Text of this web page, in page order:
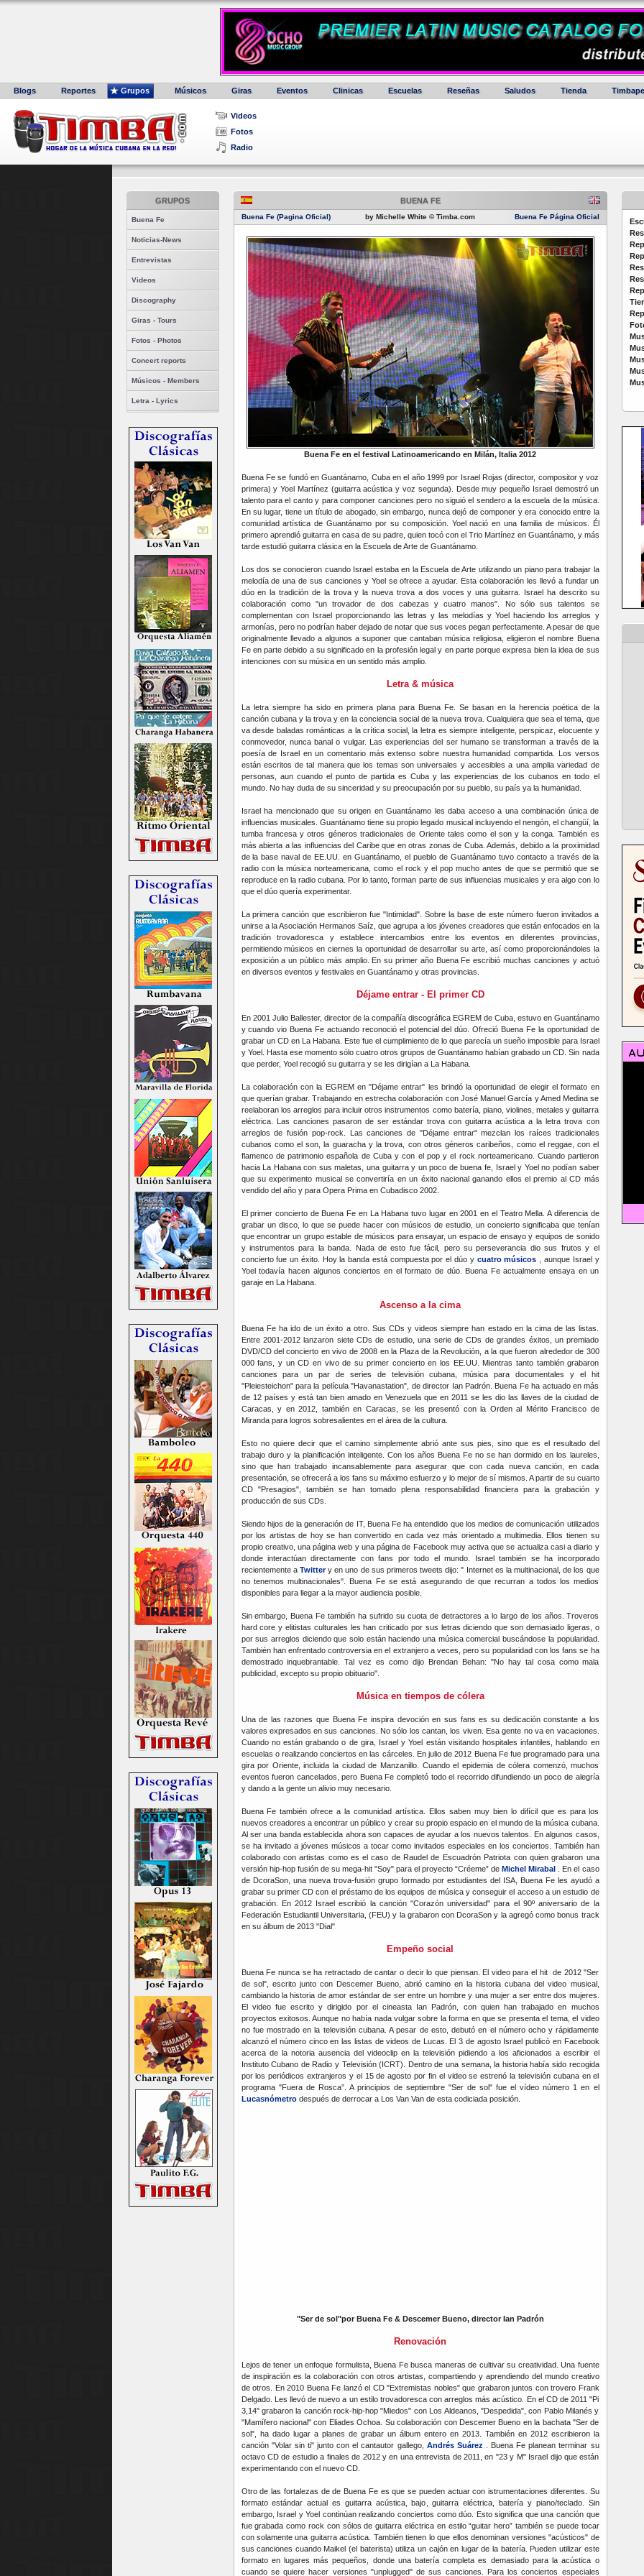
Blogs Reportes Grupos Músicos Giras Eventos Clinicas Escuelas Reseñas Saludos Tienda
Videos
Fotos
Radio
GRUPOS
Buena Fe
Noticias-News
Entrevistas
Videos
Discography
Giras - Tours
Fotos - Photos
Concert reports
Músicos - Members
Letra - Lyrics
BUENA FE
Buena Fe (Pagina Oficial) Buena Fe Página Oficial
by Michelle White © Timba.com
Buena Fe en el festival Latinoamericando en Milán, Italia 2012
Buena Fe se fundó en Guantánamo, Cuba en el año 1999 por Israel Rojas (director, compositor y voz
primera) y Yoel Martínez (guitarra acústica y voz segunda). Desde muy pequeño Israel demostró un
talento para el canto y para componer canciones pero no siguió el sendero a la escuela de la música.
En su lugar, tiene un título de abogado, sin embargo, nunca dejó de componer y era conocido entre la
comunidad artística de Guantánamo por su composición. Yoel nació en una familia de músicos. Él
primero aprendió guitarra en casa de su padre, quien tocó con el Trio Martínez en Guantánamo, y más
tarde estudió guitarra clásica en la Escuela de Arte de Guantánamo.
Los dos se conocieron cuando Israel estaba en la Escuela de Arte utilizando un piano para trabajar la
melodía de una de sus canciones y Yoel se ofrece a ayudar. Esta colaboración les llevó a fundar un
dúo en la tradición de la trova y la nueva trova a dos voces y una guitarra. Israel ha descrito su
colaboración como "un trovador de dos cabezas y cuatro manos". No sólo sus talentos se
complementan con Israel proporcionando las letras y las melodías y Yoel haciendo los arreglos y
armonías, pero no podrían haber dejado de notar que sus voces pegan perfectamente. A pesar de que
originalmente llevado a algunos a suponer que cantaban música religiosa, eligieron el nombre Buena
Fe en parte debido a su significado en la profesión legal y en parte porque expresa bien la idea de sus
intenciones con su música en un sentido más amplio.
Letra & música
La letra siempre ha sido en primera plana para Buena Fe. Se basan en la herencia poética de la
canción cubana y la trova y en la conciencia social de la nueva trova. Cualquiera que sea el tema, que
va desde baladas románticas a la crítica social, la letra es siempre inteligente, perspicaz, elocuente y
conmovedor, nunca banal o vulgar. Las experiencias del ser humano se transforman a través de la
poesía de Israel en un comentario más extenso sobre nuestra humanidad compartida. Los versos
están escritos de tal manera que los temas son universales y accesibles a una amplia variedad de
personas, aun cuando el punto de partida es Cuba y las experiencias de los cubanos en todo el
mundo. No hay duda de su sinceridad y su preocupación por su pueblo, su país ya la humanidad.
Israel ha mencionado que su origen en Guantánamo les daba acceso a una combinación única de
influencias musicales. Guantánamo tiene su propio legado musical incluyendo el nengón, el changüí, la
tumba francesa y otros géneros tradicionales de Oriente tales como el son y la conga. También es
más abierta a las influencias del Caribe que en otras zonas de Cuba. Además, debido a la proximidad
de la base naval de EE.UU. en Guantánamo, el pueblo de Guantánamo tuvo contacto a través de la
radio con la música norteamericana, como el rock y el pop mucho antes de que se permitió que se
reproduce en la radio cubana. Por lo tanto, forman parte de sus influencias musicales y era algo con lo
que el dúo quería experimentar.
La primera canción que escribieron fue "Intimidad". Sobre la base de este número fueron invitados a
unirse a la Asociación Hermanos Saíz, que agrupa a los jóvenes creadores que están enfocados en la
tradición trovadoresca y establece intercambios entre los eventos en diferentes provincias,
permitiendo músicos en ciernes la oportunidad de desarrollar su arte, así como proporcionándoles la
exposición a un público más amplio. En su primer año Buena Fe escribió muchas canciones y actuó
en diversos eventos y festivales en Guantánamo y otras provincias.
Déjame entrar - El primer CD
En 2001 Julio Ballester, director de la compañía discográfica EGREM de Cuba, estuvo en Guantánamo
y cuando vio Buena Fe actuando reconoció el potencial del dúo. Ofreció Buena Fe la oportunidad de
grabar un CD en La Habana. Este fue el cumplimiento de lo que parecía un sueño imposible para Israel
y Yoel. Hasta ese momento sólo cuatro otros grupos de Guantánamo habían grabado un CD. Sin nada
que perder, Yoel recogió su guitarra y se les dirigían a La Habana.
La colaboración con la EGREM en "Déjame entrar" les brindó la oportunidad de elegir el formato en
que querían grabar. Trabajando en estrecha colaboración con José Manuel García y Amed Medina se
reelaboran los arreglos para incluir otros instrumentos como batería, piano, violines, metales y guitarra
eléctrica. Las canciones pasaron de ser estándar trova con guitarra acústica a la letra trova con
arreglos de fusión pop-rock. Las canciones de "Déjame entrar" mezclan los raíces tradicionales
cubanos como el son, la guaracha y la trova, con otros géneros caribeños, como el reggae, con el
flamenco de patrimonio española de Cuba y con el pop y el rock norteamericano. Cuando partieron
hacia La Habana con sus maletas, una guitarra y un poco de buena fe, Israel y Yoel no podían saber
que su experimento musical se convertiría en un éxito nacional ganando ellos el premio al CD más
vendido del año y para Opera Prima en Cubadisco 2002.
El primer concierto de Buena Fe en La Habana tuvo lugar en 2001 en el Teatro Mella. A diferencia de
grabar un disco, lo que se puede hacer con músicos de estudio, un concierto significaba que tenían
que encontrar un grupo estable de músicos para ensayar, un espacio de ensayo y equipos de sonido
y instrumentos para la banda. Nada de esto fue fácil, pero su perseverancia dio sus frutos y el
concierto fue un éxito. Hoy la banda está compuesta por el dúo y cuatro músicos , aunque Israel y
Yoel todavía hacen algunos conciertos en el formato de dúo. Buena Fe actualmente ensaya en un
garaje en La Habana.
Ascenso a la cima
Buena Fe ha ido de un éxito a otro. Sus CDs y videos siempre han estado en la cima de las listas.
Entre 2001-2012 lanzaron siete CDs de estudio, una serie de CDs de grandes éxitos, un premiado
DVD/CD del concierto en vivo de 2008 en la Plaza de la Revolución, a la que fueron alrededor de 300
000 fans, y un CD en vivo de su primer concierto en los EE.UU. Mientras tanto también grabaron
canciones para un par de series de televisión cubana, música para documentales y el hit
"Pleiesteichon" para la película "Havanastation", de director Ian Padrón. Buena Fe ha actuado en más
de 12 países y está tan bien amado en Venezuela que en 2011 se les dio las llaves de la ciudad de
Caracas, y en 2012, también en Caracas, se les presentó con la Orden al Mérito Francisco de
Miranda para logros sobresalientes en el área de la cultura.
Esto no quiere decir que el camino simplemente abrió ante sus pies, sino que es el resultado del
trabajo duro y la planificación inteligente. Con los años Buena Fe no se han dormido en los laureles,
sino que han trabajado incansablemente para asegurar que con cada nueva canción, en cada
presentación, se ofrecerá a los fans su máximo esfuerzo y lo mejor de sí mismos. A partir de su cuarto
CD "Presagios", también se han tomado plena responsabilidad financiera para la grabación y
producción de sus CDs.
Siendo hijos de la generación de IT, Buena Fe ha entendido que los medios de comunicación utilizados
por los artistas de hoy se han convertido en cada vez más orientado a multimedia. Ellos tienen su
propio creativo, una página web y una página de Facebook muy activa que se actualiza casi a diario y
donde interactúan directamente con fans por todo el mundo. Israel también se ha incorporado
recientemente a Twittery en uno de sus primeros tweets dijo: " Internet es la multinacional, de los que
no tenemos multinacionales". Buena Fe se está asegurando de que recurran a todos los medios
disponibles para llegar a la mayor audiencia posible.
Sin embargo, Buena Fe también ha sufrido su cuota de detractores a lo largo de los años. Troveros
hard core y elitistas culturales les han criticado por sus letras diciendo que son demasiado ligeras, o
por sus arreglos diciendo que solo están haciendo una música comercial buscándose la popularidad.
También han enfrentado controversia en el extranjero a veces, pero su popularidad con los fans se ha
demostrado inquebrantable. Tal vez es como dijo Brendan Behan: "No hay tal cosa como mala
publicidad, excepto su propio obituario".
Música en tiempos de cólera
Una de las razones que Buena Fe inspira devoción en sus fans es su dedicación constante a los
valores expresados en sus canciones. No sólo los cantan, los viven. Esa gente no va en vacaciones.
Cuando no están grabando o de gira, Israel y Yoel están visitando hospitales infantiles, hablando en
escuelas o realizando conciertos en las cárceles. En julio de 2012 Buena Fe fue programado para una
gira por Oriente, incluida la ciudad de Manzanillo. Cuando el epidemia de cólera comenzó, muchos
eventos fueron cancelados, pero Buena Fe completó todo el recorrido difundiendo un poco de alegría
y dando a la gente un alivio muy necesario.
Buena Fe también ofrece a la comunidad artística. Ellos saben muy bien lo difícil que es para los
nuevos creadores a encontrar un público y crear su propio espacio en el mundo de la música cubana.
Al ser una banda establecida ahora son capaces de ayudar a los nuevos talentos. En algunos casos,
se ha invitado a jóvenes músicos a tocar como invitados especiales en los conciertos. También han
colaborado con artistas como es el caso de Raudel de Escuadrón Patriota con quien grabaron una
versión hip-hop fusión de su mega-hit "Soy" para el proyecto “Créeme” deMichel Mirabal . En el caso
de DcoraSon, una nueva trova-fusión grupo formado por estudiantes del ISA, Buena Fe les ayudó a
grabar su primer CD con el préstamo de los equipos de música y conseguir el acceso a un estudio de
grabación. En 2012 Israel escribió la canción "Corazón universidad" para el 90º aniversario de la
Federación Estudiantil Universitaria, (FEU) y la grabaron con DcoraSon y la agregó como bonus track
en su álbum de 2013 "Dial"
Empeño social
Buena Fe nunca se ha retractado de cantar o decir lo que piensan. El video para el hit de 2012 "Ser
de sol", escrito junto con Descemer Bueno, abrió camino en la historia cubana del video musical,
cambiando la historia de amor estándar de ser entre un hombre y una mujer a ser entre dos mujeres.
El video fue escrito y dirigido por el cineasta Ian Padrón, con quien han trabajado en muchos
proyectos exitosos. Aunque no había nada vulgar sobre la forma en que se presenta el tema, el video
no fue mostrado en la televisión cubana. A pesar de esto, debutó en el número ocho y rápidamente
alcanzó el número cinco en las listas de videos de Lucas. El 3 de agosto Israel publicó en Facebook
acerca de la notoria ausencia del videoclip en la televisión pidiendo a los aficionados a escribir el
Instituto Cubano de Radio y Televisión (ICRT). Dentro de una semana, la historia había sido recogida
por los periódicos extranjeros y el 15 de agosto por fin el video se estrenó la televisión cubana en el
programa "Fuera de Rosca”. A principios de septiembre "Ser de sol" fue el vídeo número 1 en el
Lucasnómetrodespués de derrocar a Los Van Van de esta codiciada posición.
"Ser de sol"por Buena Fe & Descemer Bueno, director Ian Padrón
Renovación
Lejos de tener un enfoque formulista, Buena Fe busca maneras de cultivar su creatividad. Una fuente
de inspiración es la colaboración con otros artistas, compartiendo y aprendiendo del mundo creativo
de otros. En 2010 Buena Fe lanzó el CD "Extremistas nobles" que grabaron juntos con trovero Frank
Delgado. Les llevó de nuevo a un estilo trovadoresca con arreglos más acústico. En el CD de 2011 "Pi
3,14" grabaron la canción rock-hip-hop "Miedos" con Los Aldeanos, "Despedida", con Pablo Milanés y
"Mamífero nacional" con Eliades Ochoa. Su colaboración con Descemer Bueno en la bachata "Ser de
sol", ha dado lugar a planes de grabar un álbum entero en 2013. También en 2012 escribieron la
canción "Volar sin ti" junto con el cantautor gallego, Andrés Suárez . Buena Fe planean terminar su
octavo CD de estudio a finales de 2012 y en una entrevista de 2011, en "23 y M" Israel dijo que están
experimentando con el nuevo CD.
Otro de las fortalezas de de Buena Fe es que se pueden actuar con istrumentaciones diferentes. Su
formato estándar actual es guitarra acústica, bajo, guitarra eléctrica, batería y piano/teclado. Sin
embargo, Israel y Yoel continúan realizando conciertos como dúo. Esto significa que una canción que
fue grabada como rock con sólos de guitarra eléctrica en estilo “guitar hero” también se puede tocar
con solamente una guitarra acústica. También tienen lo que ellos denominan versiones "acústicos" de
sus canciones cuando Maikel (el baterista) utiliza un cajón en lugar de la batería. Pueden utilizar este
formato en lugares más pequeños, donde una batería completa es demasiado para la acústica o
cuando se quiere hacer versiones "unplugged" de sus canciones. Para los conciertos especiales